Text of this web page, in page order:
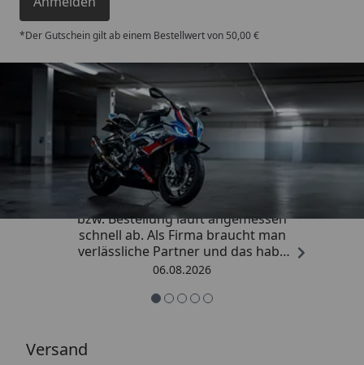
*Der Gutschein gilt ab einem Bestellwert von 50,00 €
Trusted Shops
4,85/ 5
„Die Abwicklung eines Auftrages
bzw. Bestellung läuft angemessen
schnell ab. Als Firma braucht man
verlässliche Partner und das habe
ich hier gefunden.“
06.08.2026
Versand